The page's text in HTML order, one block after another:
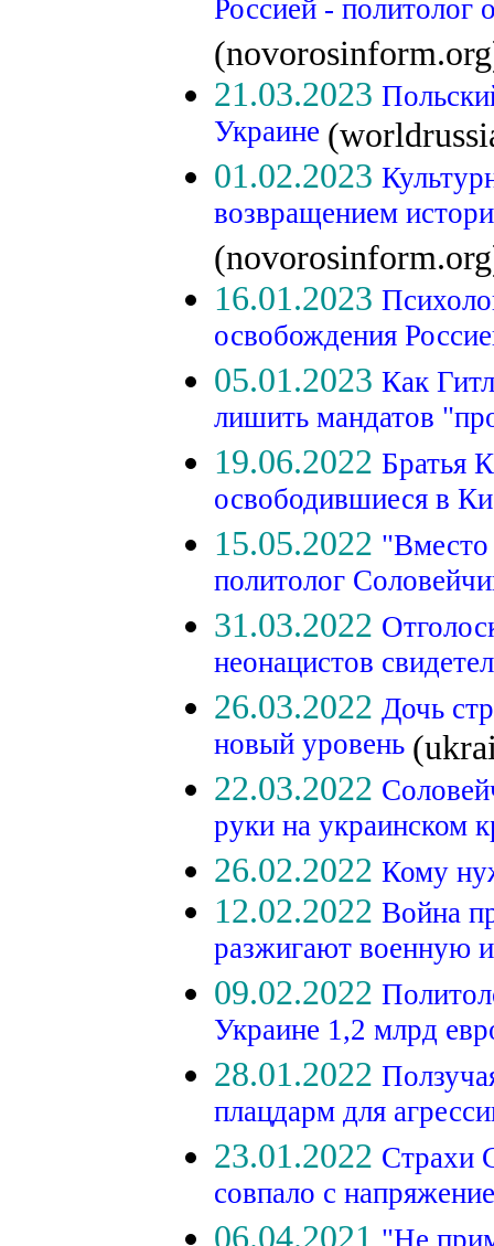
Россией - политолог
21.03.2023
Украине
01.02.2023
возвращением
16.01.2023
освобождения
05.01.2023 Как
лишить мандатов
19.06.2022 Братья
освободившиеся в
15.05.2022 "Вместо
политолог
31.03.2022
неонацистов
26.03.2022 Дочь
новый уровень
22.03.2022
руки на украинском
26.02.2022 Кому
12.02.2022 Война
разжигают военную
09.02.2022
Украине 1,2 млрд
28.01.2022
плацдарм для
23.01.2022 Страхи
совпало с
06.04.2021 "Не